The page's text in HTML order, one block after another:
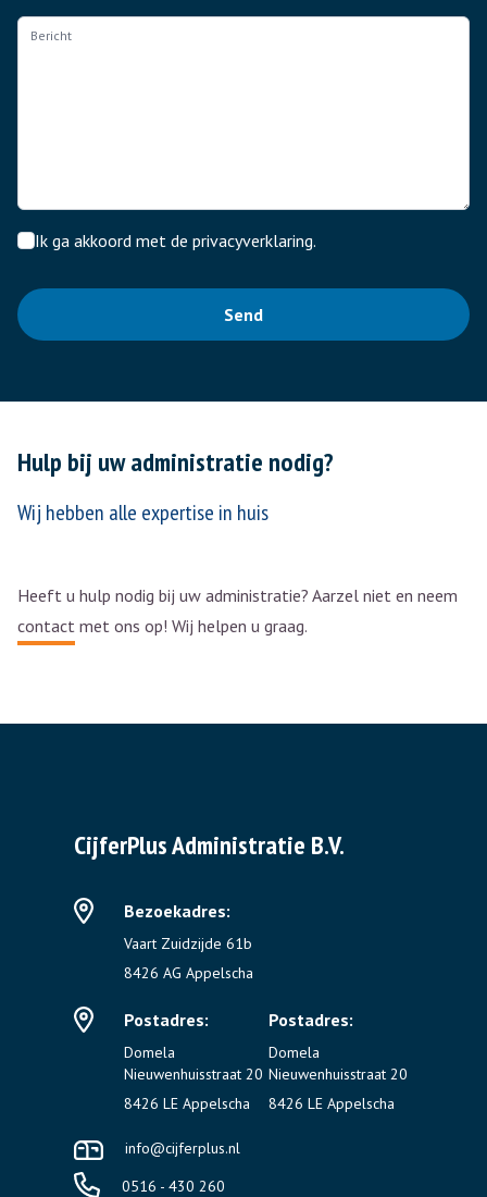
Bericht
Ik ga akkoord met de privacyverklaring.
Send
Hulp bij uw administratie nodig?
Wij hebben alle expertise in huis
Heeft u hulp nodig bij uw administratie? Aarzel niet en neem
contact met ons op! Wij helpen u graag.
CijferPlus Administratie B.V.
Bezoekadres:
Vaart Zuidzijde 61b
8426 AG Appelscha
Postadres:
Domela
Nieuwenhuisstraat 20
8426 LE Appelscha
Postadres:
Domela
Nieuwenhuisstraat 20
8426 LE Appelscha
info@cijferplus.nl
0516 - 430 260